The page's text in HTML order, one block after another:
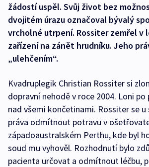
žádostí uspěl. Svůj život bez
dvojitém úrazu označoval bývalý
vrcholné utrpení. Rossiter zemřel v
zařízení na zánět hrudníku. Jeho
„ulehčením“.
Kvadruplegik Christian Rossiter si
dopravní nehodě v roce 2004. Loni
nad všemi končetinami. Rossiter se
práva odmítnout potravu v
západoaustralském Perthu, kde byl
soud mu vyhověl. Rozhodnutí bylo
pacienta určovat a odmítnout léčbu,